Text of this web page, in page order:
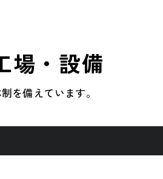
場・設備
を備えています。